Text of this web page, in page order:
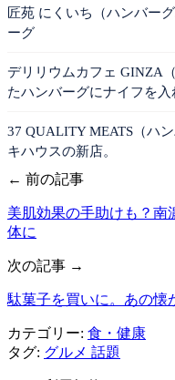
匠苑 にくいち（ハンバー
ーグ
デリリウムカフェ GINZA
たハンバーグにナイフを入
37 QUALITY MEATS（ハ
キハウスの新店。
← 前の記事
美肌効果の手助けも？南
体に
次の記事 →
駄菓子を買いに。あの懐
カテゴリー: 食・健康
タグ: グルメ 話題